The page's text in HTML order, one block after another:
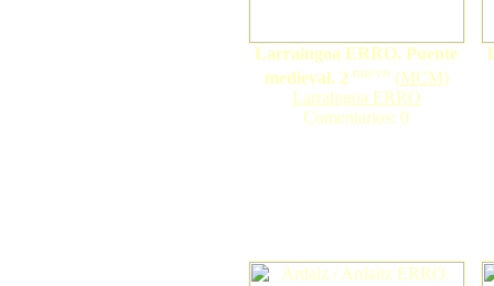
Larraingoa ERRO. Puente
medieval. 2 nuevo (MCM)
Larraingoa ERRO
Comentarios: 0